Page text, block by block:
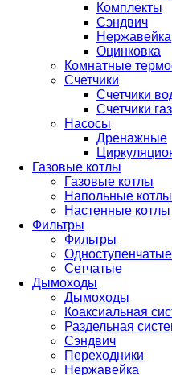
Комплекты
Сэндвич
Нержавейка
Оцинковка
Комнатные
Счетчики
Счетчики
Счетчики
Насосы
Дренажные
Газовые котлы
Газовые котлы
Напольные котлы
Настенные котлы
Фильтры
Фильтры
Одноступенчатые
Сетчатые
Дымоходы
Дымоходы
Коаксиальная
Раздельная
Сэндвич
Переходники
Нержавейка